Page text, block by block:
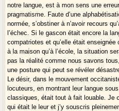
notre langue, est à mon sens une
pragmatisme. Faute d’une
normée, s’obstiner à n’avoir recours
l’échec. Si le gascon était encore la
compatriotes et qu’elle était
à la maison qu’à l’école, la situation
pas la réalité comme nous savons
une posture qui peut se révéler
Le désir, dans le mouvement
locuteurs, en montrant leur langue
classiques, était tout à fait louable. Je
qui était le leur et j’y souscris